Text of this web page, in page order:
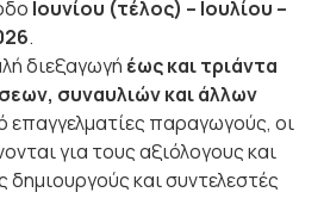
Ιουνίου (τέλος) – Ιουλίου –
.
διεξαγωγή έως και τριάντα
συναυλιών και άλλων
επαγγελματίες παραγωγούς, οι
για τους αξιόλογους και
δημιουργούς και συντελεστές